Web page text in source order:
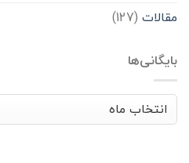
مقالات (127)
بایگانی‌ها
بایگانی‌ها